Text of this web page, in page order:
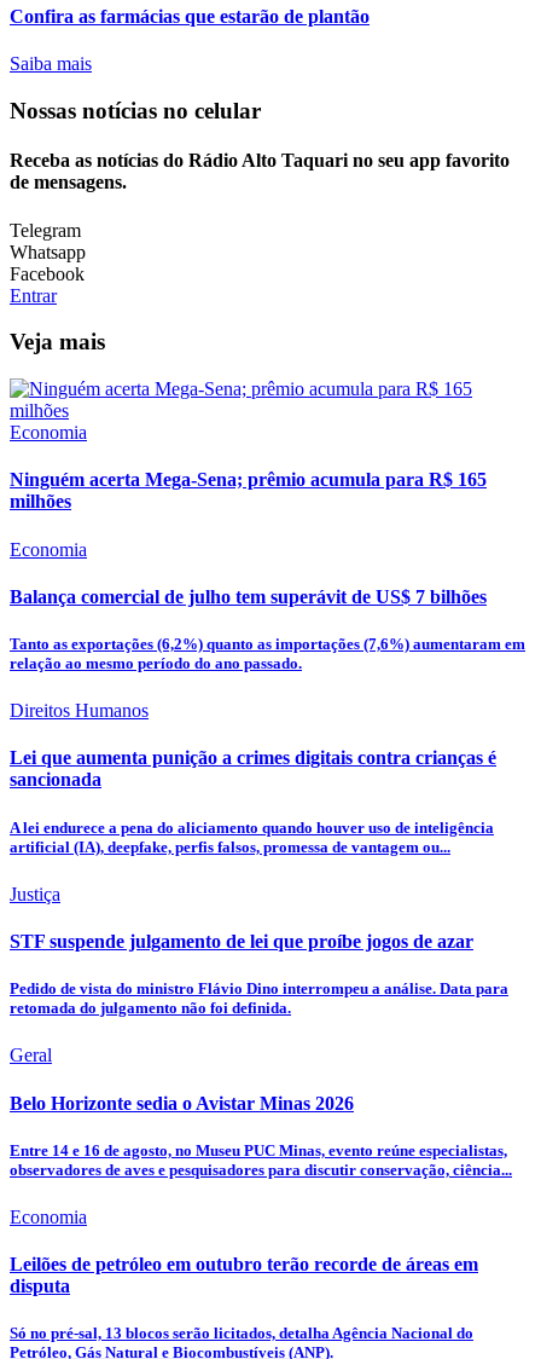
Confira as farmácias que estarão de plantão
Saiba mais
Nossas notícias no celular
Receba as notícias do Rádio Alto Taquari no seu app favorito
de mensagens.
Telegram
Whatsapp
Facebook
Entrar
Veja mais
Economia
Ninguém acerta Mega-Sena; prêmio acumula para R$ 165
milhões
Economia
Balança comercial de julho tem superávit de US$ 7 bilhões
Tanto as exportações (6,2%) quanto as importações (7,6%) aumentaram em
relação ao mesmo período do ano passado.
Direitos Humanos
Lei que aumenta punição a crimes digitais contra crianças é
sancionada
A lei endurece a pena do aliciamento quando houver uso de inteligência
artificial (IA), deepfake, perfis falsos, promessa de vantagem ou...
Justiça
STF suspende julgamento de lei que proíbe jogos de azar
Pedido de vista do ministro Flávio Dino interrompeu a análise. Data para
retomada do julgamento não foi definida.
Geral
Belo Horizonte sedia o Avistar Minas 2026
Entre 14 e 16 de agosto, no Museu PUC Minas, evento reúne especialistas,
observadores de aves e pesquisadores para discutir conservação, ciência...
Economia
Leilões de petróleo em outubro terão recorde de áreas em
disputa
Só no pré-sal, 13 blocos serão licitados, detalha Agência Nacional do
Petróleo, Gás Natural e Biocombustíveis (ANP).